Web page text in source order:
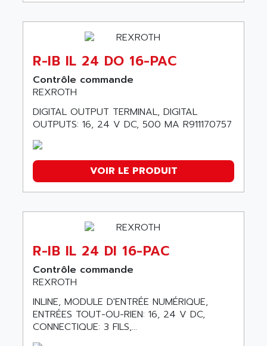
R-IB IL 24 DO 16-PAC
Contrôle commande
REXROTH
DIGITAL OUTPUT TERMINAL, DIGITAL
OUTPUTS: 16, 24 V DC, 500 MA R911170757
VOIR LE PRODUIT
R-IB IL 24 DI 16-PAC
Contrôle commande
REXROTH
INLINE, MODULE D'ENTRÉE NUMÉRIQUE,
ENTRÉES TOUT-OU-RIEN: 16, 24 V DC,
CONNECTIQUE: 3 FILS,...